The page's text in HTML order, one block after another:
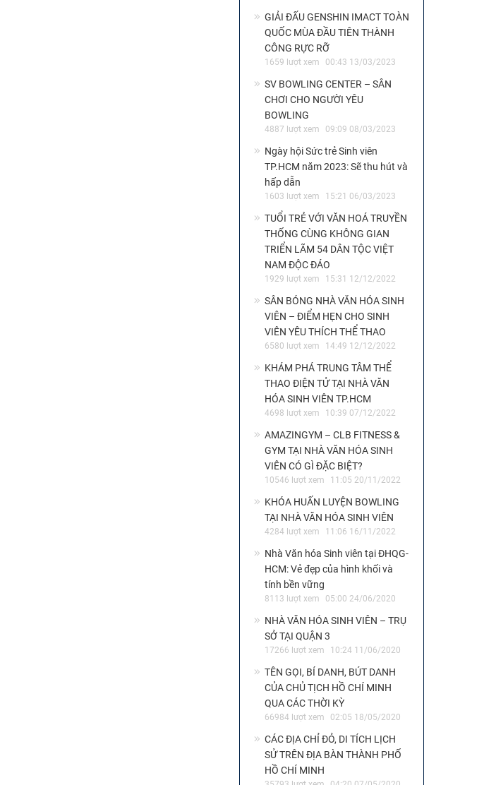
GIẢI ĐẤU GENSHIN IMACT TOÀN
QUỐC MÙA ĐẦU TIÊN THÀNH
CÔNG RỰC RỠ
1659 lượt xem 00:43 13/03/2023
SV BOWLING CENTER – SÂN
CHƠI CHO NGƯỜI YÊU
BOWLING
4887 lượt xem 09:09 08/03/2023
Ngày hội Sức trẻ Sinh viên
TP.HCM năm 2023: Sẽ thu hút và
hấp dẫn
1603 lượt xem 15:21 06/03/2023
TUỔI TRẺ VỚI VĂN HOÁ TRUYỀN
THỐNG CÙNG KHÔNG GIAN
TRIỂN LÃM 54 DÂN TỘC VIỆT
NAM ĐỘC ĐÁO
1929 lượt xem 15:31 12/12/2022
SÂN BÓNG NHÀ VĂN HÓA SINH
VIÊN – ĐIỂM HẸN CHO SINH
VIÊN YÊU THÍCH THỂ THAO
6580 lượt xem 14:49 12/12/2022
KHÁM PHÁ TRUNG TÂM THỂ
THAO ĐIỆN TỬ TẠI NHÀ VĂN
HÓA SINH VIÊN TP.HCM
4698 lượt xem 10:39 07/12/2022
AMAZINGYM – CLB FITNESS &
GYM TẠI NHÀ VĂN HÓA SINH
VIÊN CÓ GÌ ĐẶC BIỆT?
10546 lượt xem 11:05 20/11/2022
KHÓA HUẤN LUYỆN BOWLING
TẠI NHÀ VĂN HÓA SINH VIÊN
4284 lượt xem 11:06 16/11/2022
Nhà Văn hóa Sinh viên tại ĐHQG-
HCM: Vẻ đẹp của hình khối và
tính bền vững
8113 lượt xem 05:00 24/06/2020
NHÀ VĂN HÓA SINH VIÊN – TRỤ
SỞ TẠI QUẬN 3
17266 lượt xem 10:24 11/06/2020
TÊN GỌI, BÍ DANH, BÚT DANH
CỦA CHỦ TỊCH HỒ CHÍ MINH
QUA CÁC THỜI KỲ
66984 lượt xem 02:05 18/05/2020
CÁC ĐỊA CHỈ ĐỎ, DI TÍCH LỊCH
SỬ TRÊN ĐỊA BÀN THÀNH PHỐ
HỒ CHÍ MINH